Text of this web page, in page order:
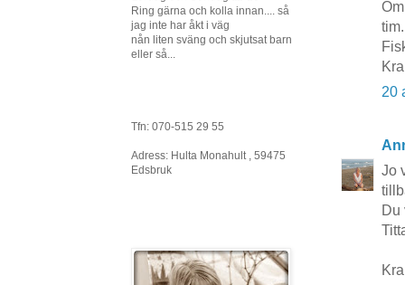
20
Jo
Du
Ring gärna och kolla innan.... så
jag inte har åkt i väg
nån liten sväng och skjutsat barn
eller så...
Tfn: 070-515 29 55
Adress: Hulta Monahult , 59475
Edsbruk